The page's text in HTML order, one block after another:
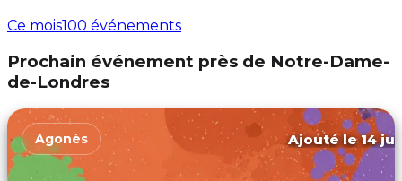
Ce mois100 événements
Prochain événement près de Notre-Dame-
de-Londres
Agonès Ajouté le 14